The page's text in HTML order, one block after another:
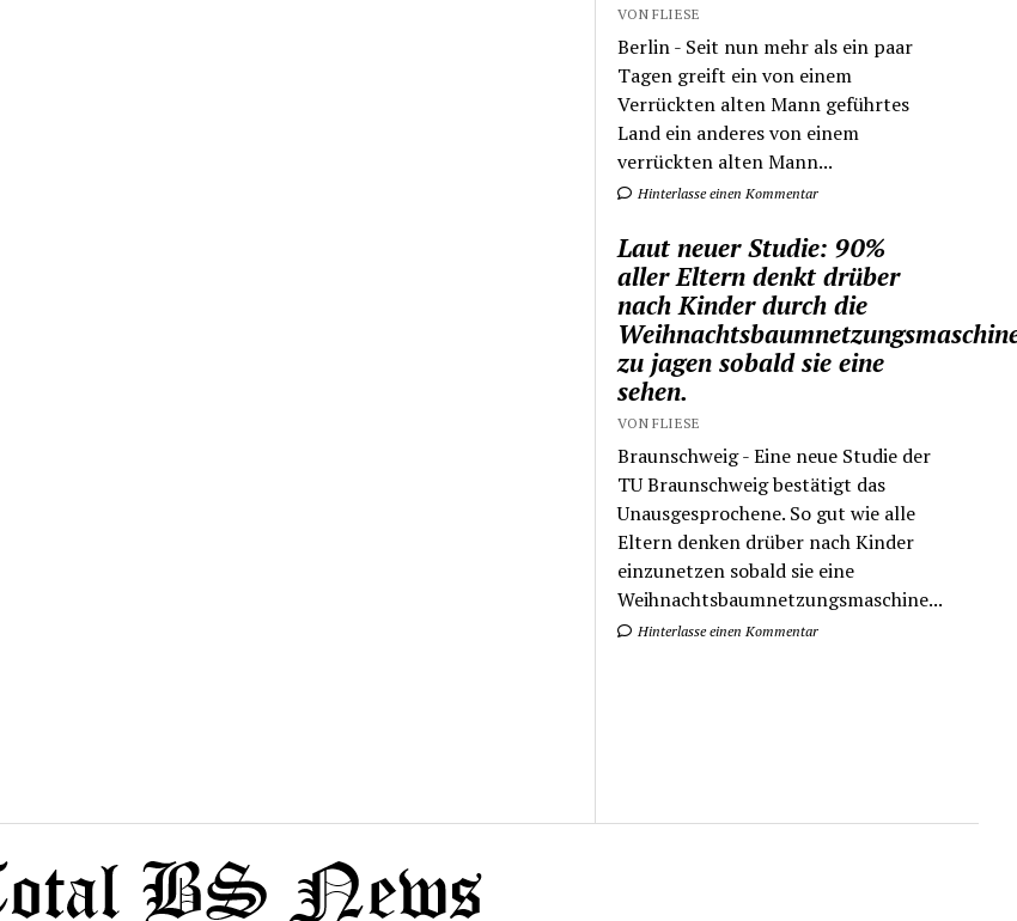
VON FLIESE
Berlin - Seit nun mehr als ein paar
Tagen greift ein von einem
Verrückten alten Mann geführtes
Land ein anderes von einem
verrückten alten Mann...
Hinterlasse einen Kommentar
Laut neuer Studie: 90%
aller Eltern denkt drüber
nach Kinder durch die
zu jagen sobald sie eine
sehen.
VON FLIESE
Braunschweig - Eine neue Studie der
TU Braunschweig bestätigt das
Unausgesprochene. So gut wie alle
Eltern denken drüber nach Kinder
einzunetzen sobald sie eine
Weihnachtsbaumnetzungsmaschine...
Hinterlasse einen Kommentar